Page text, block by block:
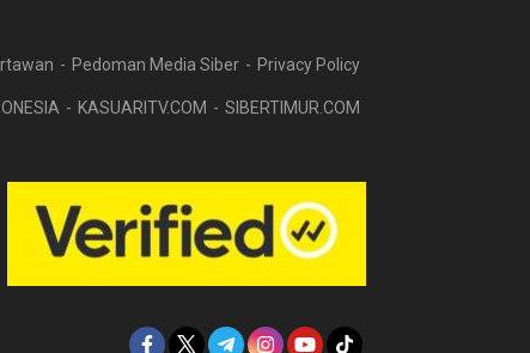
Pedoman Media Siber Privacy Policy
KASUARITV.COM SIBERTIMUR.COM